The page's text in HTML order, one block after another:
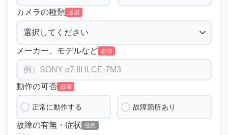
カメラの種類 必須
メーカー、モデルなど 必須
動作の可否 必須
正常に動作する 故障箇所あり
故障の有無・症状 任意